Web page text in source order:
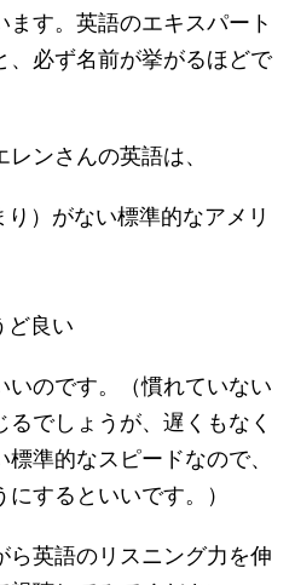
ます。英語のエキスパート
、必ず名前が挙がるほどで
ンさんの英語は、
）がない標準的なアメリ
ど良い
いのです。（慣れていない
るでしょうが、遅くもなく
準的なスピードなので、
するといいです。）
ら英語のリスニング力を伸